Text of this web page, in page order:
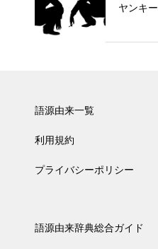
ヤンキー
語源由来一覧
利用規約
プライバシーポリシー
語源由来辞典総合ガイド